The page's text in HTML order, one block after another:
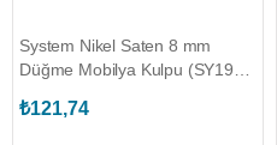
System Nikel Saten 8 mm
Düğme Mobilya Kulpu (SY1965
₺121,74